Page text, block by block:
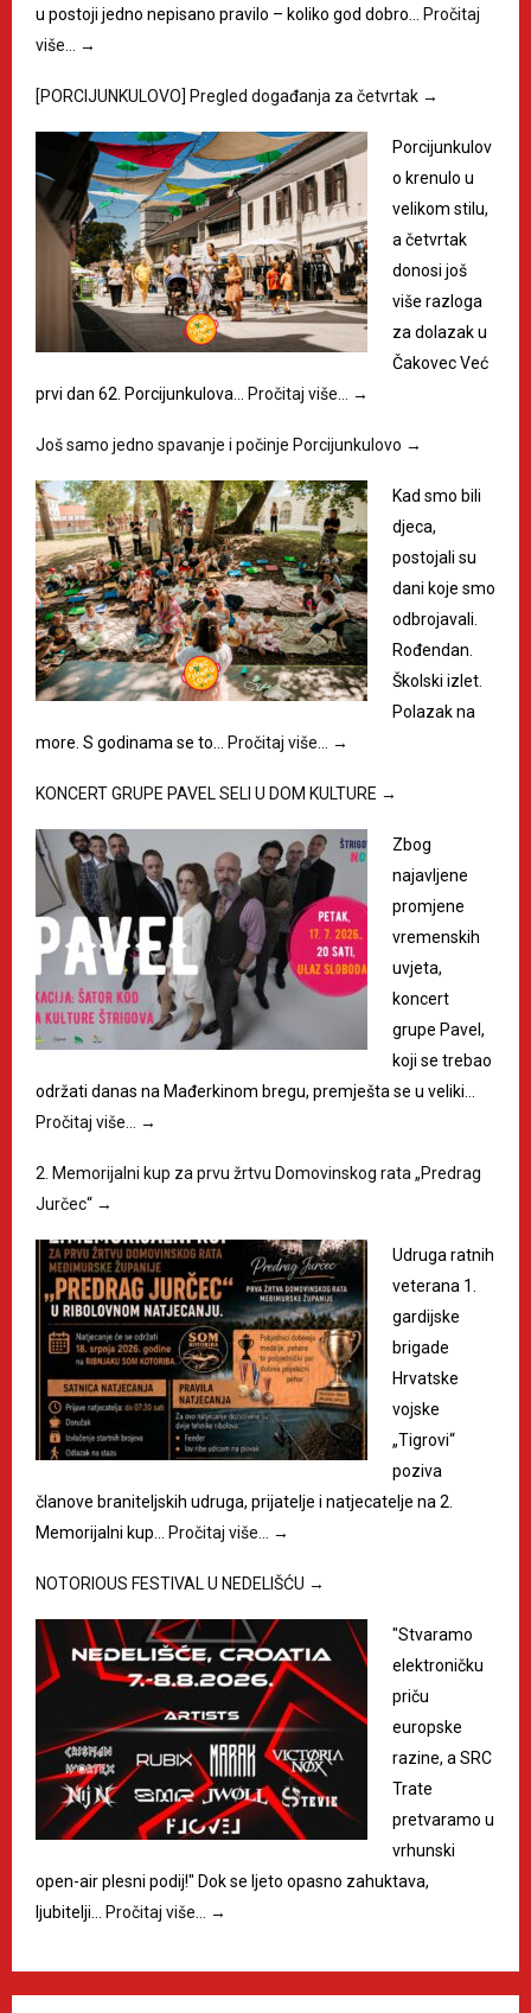
u postoji jedno nepisano pravilo – koliko god dobro… Pročitaj
više… →
[PORCIJUNKULOVO] Pregled događanja za četvrtak →
Porcijunkulov
o krenulo u
velikom stilu,
a četvrtak
donosi još
više razloga
za dolazak u
Čakovec Već
prvi dan 62. Porcijunkulova… Pročitaj više… →
Još samo jedno spavanje i počinje Porcijunkulovo →
Kad smo bili
djeca,
postojali su
dani koje smo
odbrojavali.
Rođendan.
Školski izlet.
Polazak na
more. S godinama se to… Pročitaj više… →
KONCERT GRUPE PAVEL SELI U DOM KULTURE →
Zbog
najavljene
promjene
vremenskih
uvjeta,
koncert
grupe Pavel,
koji se trebao
održati danas na Mađerkinom bregu, premješta se u veliki…
Pročitaj više… →
2. Memorijalni kup za prvu žrtvu Domovinskog rata „Predrag
Jurčec“ →
Udruga ratnih
veterana 1.
gardijske
brigade
Hrvatske
vojske
„Tigrovi“
poziva
članove braniteljskih udruga, prijatelje i natjecatelje na 2.
Memorijalni kup… Pročitaj više… →
NOTORIOUS FESTIVAL U NEDELIŠĆU →
"Stvaramo
elektroničku
priču
europske
razine, a SRC
Trate
pretvaramo u
vrhunski
open-air plesni podij!" Dok se ljeto opasno zahuktava,
ljubitelji… Pročitaj više… →